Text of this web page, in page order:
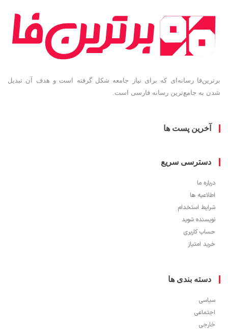
رسانه‌ای که برای نیاز جامعه شکل گرفته است و هدف آن تبدیل
جامع‌ترین رسانه فارسی است.
پست ها
سریع
ها
استخدام
شوید
کاربری
امتیاز
بندی ها